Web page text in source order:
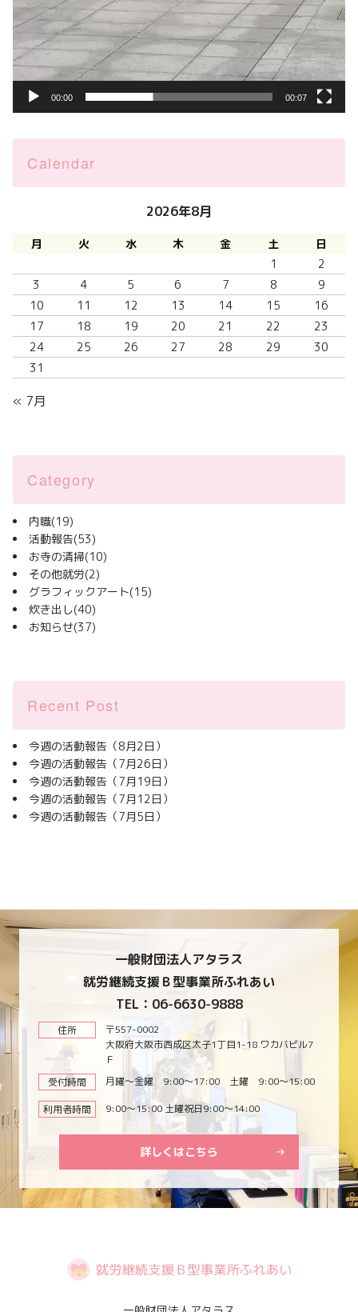
00:00 00:07
Calendar
2026年8月
月 火 水 木 金 土
日
1
2
3
4 5 6 7 8
9
10
11 12 13 14 15
16
17
18 19 20 21 22
23
24
25 26 27 28 29
30
31
« 7月
Category
内職(19)
活動報告(53)
お寺の清掃(10)
その他就労(2)
グラフィックアート(15)
炊き出し(40)
お知らせ(37)
Recent Post
今週の活動報告（8月2日）
今週の活動報告（7月26日）
今週の活動報告（7月19日）
今週の活動報告（7月12日）
今週の活動報告（7月5日）
一般財団法人アタラス
就労継続支援Ｂ型事業所ふれあい
TEL：06-6630-9888
住所
〒557-0002
大阪府大阪市西成区太子1丁目1-18 ワカバビル7
Ｆ
受付時間
月曜～金曜 9:00～17:00 土曜 9:00～15:00
利用者時間 9:00～15:00 土曜祝日9:00～14:00
詳しくはこちら